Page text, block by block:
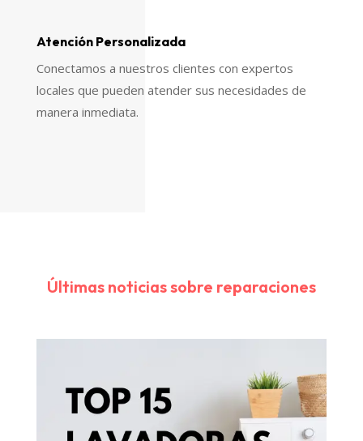
Atención Personalizada
Conectamos a nuestros clientes con expertos
locales que pueden atender sus necesidades de
manera inmediata.
Últimas noticias sobre reparaciones